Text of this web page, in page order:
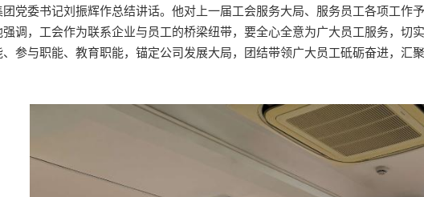
团党委书记刘振辉作总结讲话。他对上一届工会服务大局、服务员工各项工作
强调，工会作为联系企业与员工的桥梁纽带，要全心全意为广大员工服务，切
参与职能、教育职能，锚定公司发展大局，团结带领广大员工砥砺奋进，汇